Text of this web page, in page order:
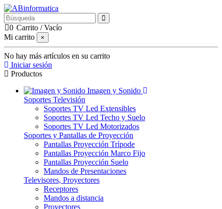
0 Carrito /Vacío
Mi carrito
×
No hay más artículos en su carrito
Iniciar sesión
Productos
Imagen y Sonido
Soportes Televisión
Soportes TV Led Extensibles
Soportes TV Led Techo y Suelo
Soportes TV Led Motorizados
Soportes y Pantallas de Proyección
Pantallas Proyección Trípode
Pantallas Proyección Marco Fijo
Pantallas Proyección Suelo
Mandos de Presentaciones
Televisores, Proyectores
Receptores
Mandos a distancia
Proyectores